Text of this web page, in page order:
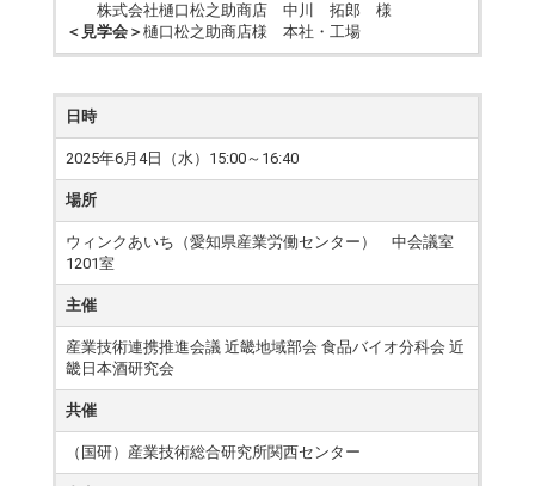
株式会社樋口松之助商店 中川 拓郎 様
＜見学会＞樋口松之助商店様 本社・工場
日時
2025年6月4日（水）15:00～16:40
場所
ウィンクあいち（愛知県産業労働センター） 中会議室
1201室
主催
産業技術連携推進会議 近畿地域部会 食品バイオ分科会 近
畿日本酒研究会
共催
（国研）産業技術総合研究所関西センター